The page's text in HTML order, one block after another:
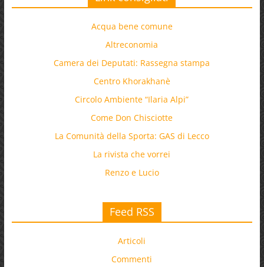
Acqua bene comune
Altreconomia
Camera dei Deputati: Rassegna stampa
Centro Khorakhanè
Circolo Ambiente “Ilaria Alpi”
Come Don Chisciotte
La Comunità della Sporta: GAS di Lecco
La rivista che vorrei
Renzo e Lucio
Feed RSS
Articoli
Commenti